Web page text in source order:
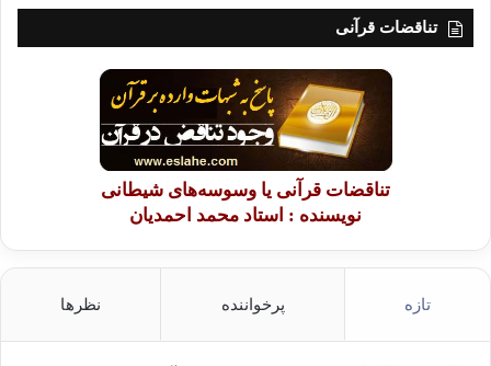
تناقضات قرآنی
تناقضات قرآنی یا وسوسه‌های شیطانی
نویسنده : استاد محمد احمدیان
تازه پرخواننده نظرها